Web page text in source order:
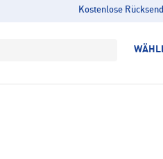
Kostenlose